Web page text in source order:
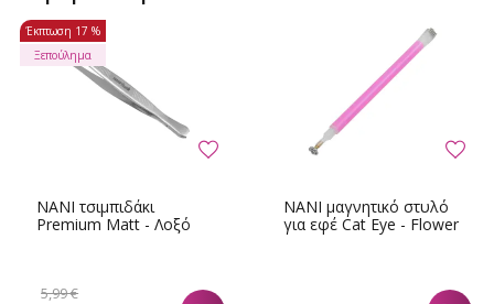
NANI τσιμπιδάκι
Premium Matt - Λοξό
5,99 €
Έκπτωση 17 %
Ξεπούλημα
NANI μαγνητικό στυλό
για εφέ Cat Eye - Flower